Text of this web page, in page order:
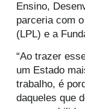
Ensino,
parceria com
(LPL) e a
“Ao trazer
um Estado
trabalho, é
daqueles que